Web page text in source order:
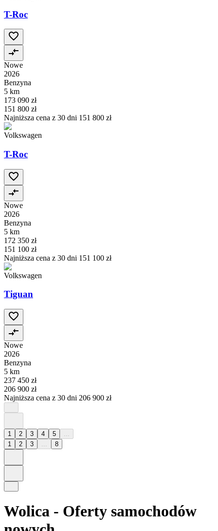
T-Roc
Nowe
2026
Benzyna
5 km
173 090 zł
151 800 zł
Najniższa cena z 30 dni 151 800 zł
Volkswagen
T-Roc
Nowe
2026
Benzyna
5 km
172 350 zł
151 100 zł
Najniższa cena z 30 dni 151 100 zł
Volkswagen
Tiguan
Nowe
2026
Benzyna
5 km
237 450 zł
206 900 zł
Najniższa cena z 30 dni 206 900 zł
1 2 3 4 5
...
1
2 3 ... 8
Wolica - Oferty samochodów